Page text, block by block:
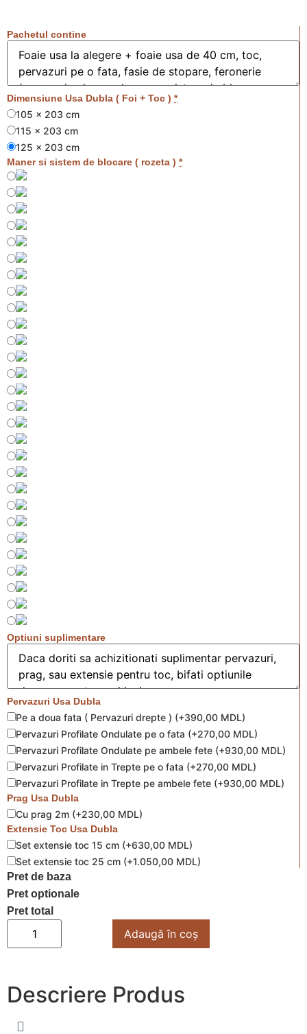
Pachetul contine
Dimensiune Usa Dubla ( Foi + Toc ) *
105 x 203 cm
115 x 203 cm
125 x 203 cm
Maner si sistem de blocare ( rozeta ) *
Optiuni suplimentare
Pervazuri Usa Dubla
Pe a doua fata ( Pervazuri drepte ) (+390,00 MDL)
Pervazuri Profilate Ondulate pe o fata (+270,00 MDL)
Pervazuri Profilate Ondulate pe ambele fete (+930,00 MDL)
Pervazuri Profilate in Trepte pe o fata (+270,00 MDL)
Pervazuri Profilate in Trepte pe ambele fete (+930,00 MDL)
Prag Usa Dubla
Cu prag 2m (+230,00 MDL)
Extensie Toc Usa Dubla
Set extensie toc 15 cm (+630,00 MDL)
Set extensie toc 25 cm (+1.050,00 MDL)
Pret de baza
Pret optionale
Pret total
Adaugă în coș
Descriere Produs